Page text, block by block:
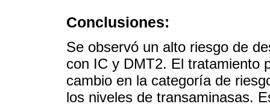
Conclusiones:
Se observó un alto riesgo de
con IC y DMT2. El tratamiento
cambio en la categoría de
los niveles de transaminasas.